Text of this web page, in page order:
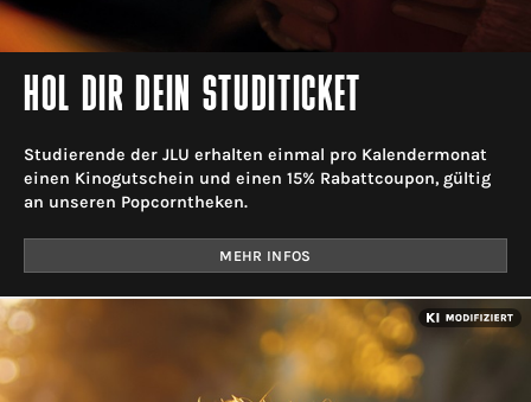
HOL DIR DEIN STUDITICKET
Studierende der JLU erhalten einmal pro Kalendermonat
einen Kinogutschein und einen 15% Rabattcoupon, gültig
an unseren Popcorntheken.
MEHR INFOS